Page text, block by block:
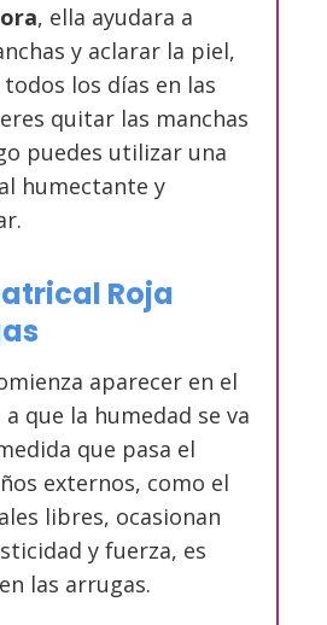
, ella ayudara a
y aclarar la piel,
los días en las
quitar las manchas
puedes utilizar una
humectante y
Roja
aparecer en el
que la humedad se va
que pasa el
externos, como el
libres, ocasionan
y fuerza, es
las arrugas.